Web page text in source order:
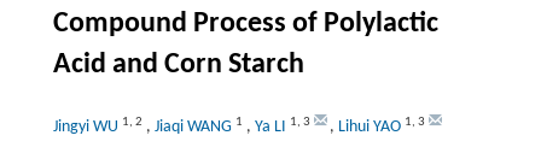
Compound Process of Polylactic
Acid and Corn Starch
Jingyi WU 1, 2 , Jiaqi WANG 1 , Ya LI 1, 3 , Lihui YAO 1, 3